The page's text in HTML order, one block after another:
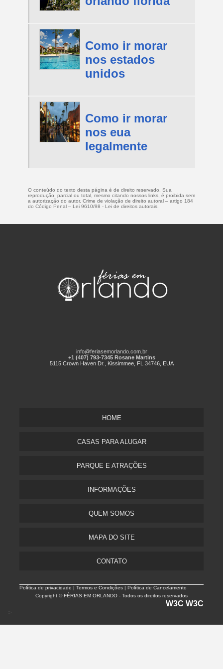
Como ir morar
nos estados
unidos
Como ir morar
nos eua
legalmente
O conteúdo do texto desta página é de direito reservado. Sua
reprodução, parcial ou total, mesmo citando nossos links, é proibida sem
a autorização do autor. Crime de violação de direito autoral – artigo 184
do Código Penal – Lei 9610/98 - Lei de direitos autorais
info@feriasemorlando.com.br
+1 (407) 793-7345 Rosane Martins
5115 Crown Haven Dr., Kissimmee, FL 34746, EUA
HOME
CASAS PARA ALUGAR
PARQUE E ATRAÇÕES
INFORMAÇÕES
QUEM SOMOS
MAPA DO SITE
CONTATO
Política de privacidade |Termos e Condições | Política de Cancelamento
Copyright © FÉRIAS EM ORLANDO - Todos os direitos reservados
W3C W3C